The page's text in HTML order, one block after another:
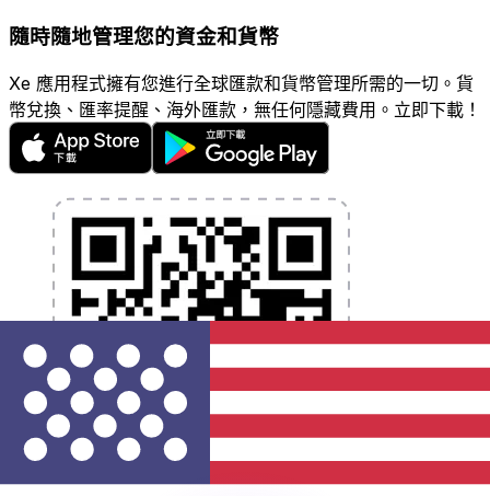
隨時隨地管理您的資金和貨幣
Xe 應用程式擁有您進行全球匯款和貨幣管理所需的一切。貨
幣兌換、匯率提醒、海外匯款，無任何隱藏費用。立即下載！